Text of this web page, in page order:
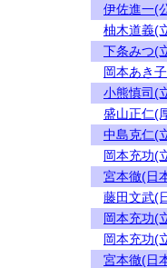
伊佐進一(
柚木道義(
下条みつ(
岡本あき
小熊慎司(
盛山正仁(
中島克仁(
岡本充功(
宮本徹(日
藤田文武(
岡本充功(
岡本充功(
宮本徹(日